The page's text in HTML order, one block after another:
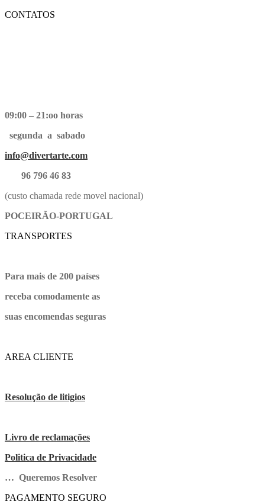
CONTATOS
09:00 – 21:oo horas
segunda a sabado
info@divertarte.com
96 796 46 83
(custo chamada rede movel nacional)
POCEIRÃO-PORTUGAL
TRANSPORTES
Para mais de 200 países
receba comodamente as
suas encomendas seguras
AREA CLIENTE
Resolução de litigios
Livro de reclamações
Politica de Privacidade
… Queremos Resolver
PAGAMENTO SEGURO